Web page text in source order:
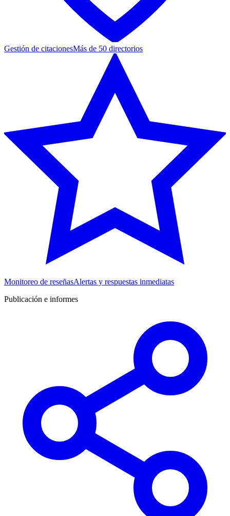
Gestión de citacionesMás de 50 directorios
Monitoreo de reseñasAlertas y respuestas inmediatas
Publicación e informes